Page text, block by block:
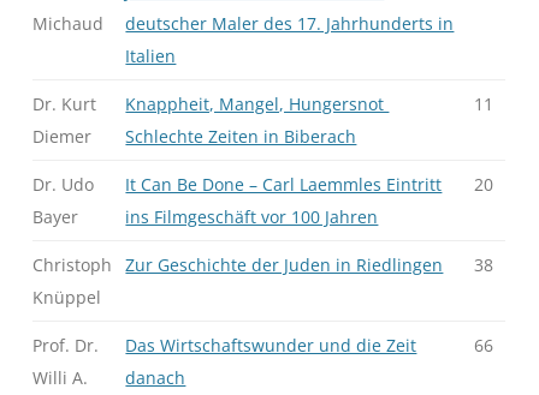
Michaud
deutscher Maler des 17. Jahrhunderts in
Italien
Dr. Kurt
Diemer
Knappheit, Mangel, Hungersnot
Schlechte Zeiten in Biberach
11
Dr. Udo
Bayer
It Can Be Done – Carl Laemmles Eintritt
ins Filmgeschäft vor 100 Jahren
20
Christoph
Knüppel
Zur Geschichte der Juden in Riedlingen 38
Prof. Dr.
Willi A.
Das Wirtschaftswunder und die Zeit
danach
66